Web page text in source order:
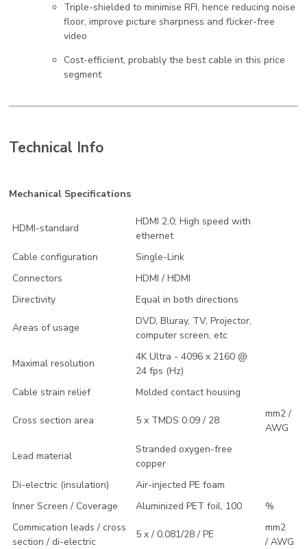
Triple-shielded to minimise RFI, hence reducing noise
floor, improve picture sharpness and flicker-free
video
Cost-efficient, probably the best cable in this price
segment
Technical Info
Mechanical Specifications
HDMI-standard
HDMI 2.0; High speed with
ethernet
Cable configuration
Single-Link
Connectors
HDMI / HDMI
Directivity
Equal in both directions
Areas of usage
DVD, Bluray, TV, Projector,
computer screen, etc
Maximal resolution
4K Ultra - 4096 x 2160 @
24 fps (Hz)
Cable strain relief
Molded contact housing
Cross section area 5 x TMDS 0.09 / 28
mm2 /
AWG
Lead material
Stranded oxygen-free
copper
Di-electric (insulation)
Air-injected PE foam
Inner Screen / Coverage
Aluminized PET foil, 100
%
Commication leads / cross
section / di-electric
5 x / 0.081/28 / PE
mm2
/ AWG